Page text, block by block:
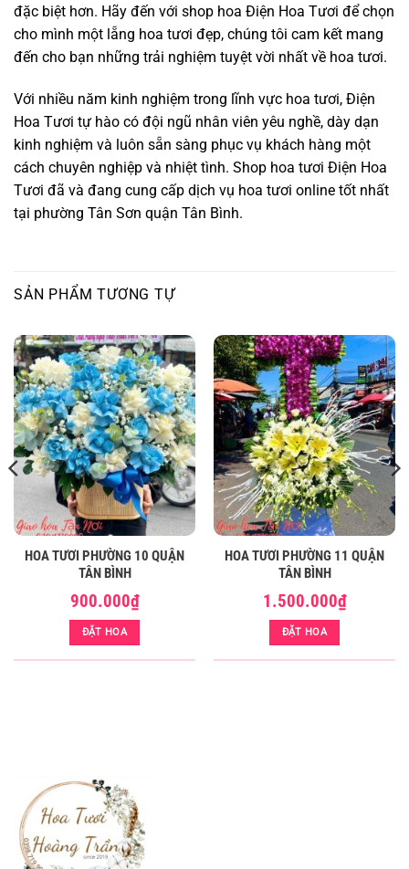
đặc biệt hơn. Hãy đến với shop hoa Điện Hoa Tươi để chọn
cho mình một lẵng hoa tươi đẹp, chúng tôi cam kết mang
đến cho bạn những trải nghiệm tuyệt vời nhất về hoa tươi.
Với nhiều năm kinh nghiệm trong lĩnh vực hoa tươi, Điện
Hoa Tươi tự hào có đội ngũ nhân viên yêu nghề, dày dạn
kinh nghiệm và luôn sẵn sàng phục vụ khách hàng một
cách chuyên nghiệp và nhiệt tình. Shop hoa tươi Điện Hoa
Tươi đã và đang cung cấp dịch vụ hoa tươi online tốt nhất
tại phường Tân Sơn quận Tân Bình.
SẢN PHẨM TƯƠNG TỰ
HOA TƯƠI PHƯỜNG 10 QUẬN
TÂN BÌNH
900.000₫
ĐẶT HOA
HOA TƯƠI PHƯỜNG 11 QUẬN
TÂN BÌNH
1.500.000₫
ĐẶT HOA